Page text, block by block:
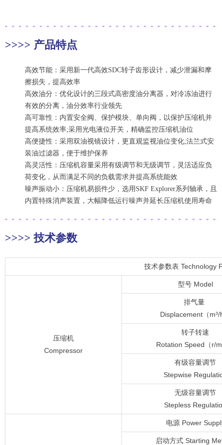
>>>> 产品特点
高效节能：采用新一代高效SDC转子齿形设计，减少泄漏和摩
擦损失，提高效率
高效油分：优化设计的三段式高密度油分离器，对冷冻油进行
有效的分离，油分效率行业领先
高可靠性：内置安全阀、保护模块、单向阀，以保护压缩机并
提高系统效率;采用光电液位开关，精确监控压缩机油位
高便捷性：采用双油视镜设计，更直观监视油位变化;法兰式安
装油过滤器，便于维护保养
高灵活性：压缩机容量采用有级调节和无级调节，灵活适应负
荷变化，从而满足不同的负载需求并提高系统能效
噪声振动小：压缩机易损件少，选用 SKF Explorer系列轴承，且
内置特殊消声装置，大幅降低运行噪声并延长压缩机使用寿命
>>>> 技术参数
技术参数表 Technology
压缩机
Compressor
型号 Model
排气量
Displacement（m³/
转子转速
Rotation Speed（r/
有级容量调节
Stepwise
无级容量调节
Stepless
电源 Power
启动方式 Starting